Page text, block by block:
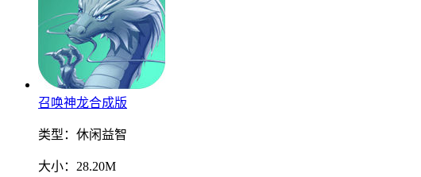
召唤神龙合成版
类型： 休闲益智
大小： 28.20M